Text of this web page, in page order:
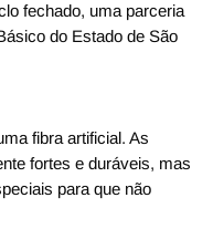
fechado, uma parceria
do Estado de São
fibra artificial. As
fortes e duráveis, mas
para que não